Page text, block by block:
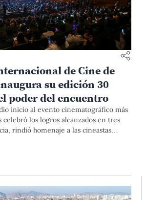
de Cine de
su edición 30
poder del encuentro
inicio al evento cinematográfico más
los logros alcanzados en tres
rindió homenaje a las cineastas
Ugás, y planteó un llamado de